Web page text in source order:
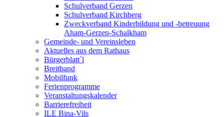
Schulverband Gerzen
Schulverband Kirchberg
Zweckverband Kinderbildung und -betreuung
Aham-Gerzen-Schalkham
Gemeinde- und Vereinsleben
Aktuelles aus dem Rathaus
Bürgerblatt`l
Breitband
Mobilfunk
Ferienprogramme
Veranstaltungskalender
Barrierefreiheit
ILE Bina-Vils